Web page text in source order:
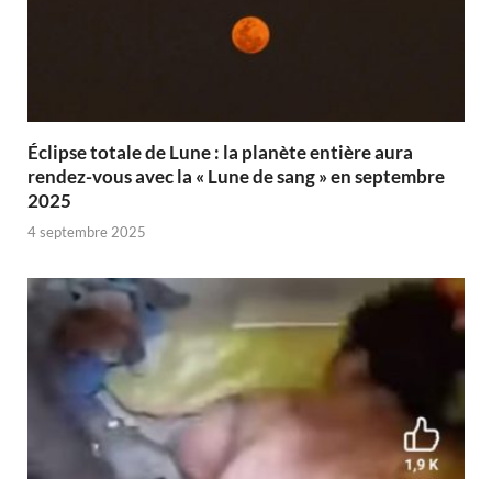
Éclipse totale de Lune : la planète entière aura
rendez-vous avec la « Lune de sang » en septembre
2025
4 septembre 2025